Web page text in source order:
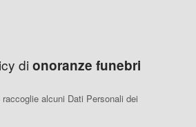
di onoranze funebri
alcuni Dati Personali dei